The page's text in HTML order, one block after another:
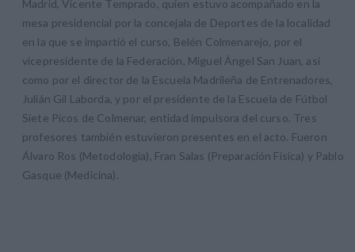
Madrid, Vicente Temprado, quien estuvo acompañado en la
mesa presidencial por la concejala de Deportes de la localidad
en la que se impartió el curso, Belén Colmenarejo, por el
vicepresidente de la Federación, Miguel Ángel San Juan, así
como por el director de la Escuela Madrileña de Entrenadores,
Julián Gil Laborda, y por el presidente de la Escuela de Fútbol
Siete Picos de Colmenar, entidad impulsora del curso. Tres
profesores también estuvieron presentes en el acto. Fueron
Álvaro Ros (Metodología), Fran Salas (Preparación Física) y Pablo
Gasque (Medicina).